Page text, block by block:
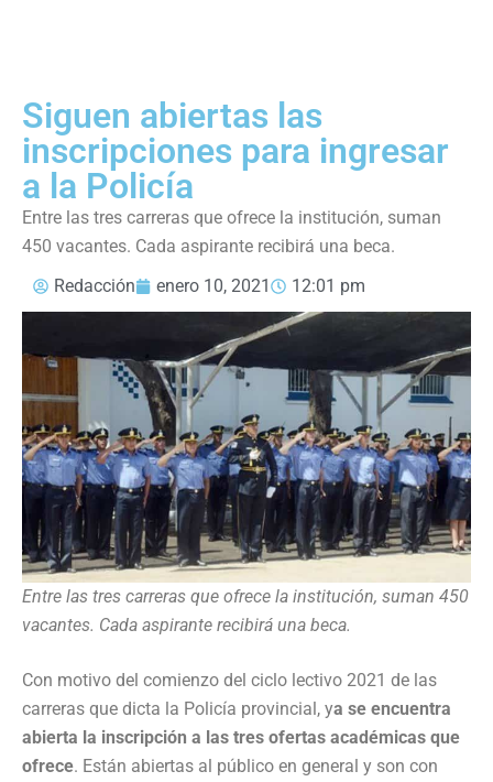
Siguen abiertas las
inscripciones para ingresar
a la Policía
Entre las tres carreras que ofrece la institución, suman
450 vacantes. Cada aspirante recibirá una beca.
Redacción
enero 10, 2021 12:01 pm
Entre las tres carreras que ofrece la institución, suman 450
vacantes. Cada aspirante recibirá una beca.
Con motivo del comienzo del ciclo lectivo 2021 de las
carreras que dicta la Policía provincial, ya se encuentra
abierta la inscripción a las tres ofertas académicas que
ofrece. Están abiertas al público en general y son con